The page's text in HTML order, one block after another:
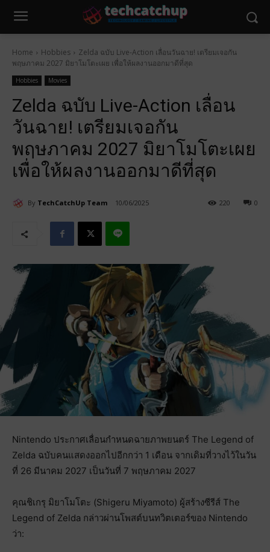
Home Hobbies
Zelda ฉบับ Live-Action เลื่อนวันฉาย! เตรียมเจอกัน
พฤษภาคม 2027 มิยาโมโตะเผย เพื่อให้ผลงานออกมาดีที่สุด
Hobbies Movies
Zelda ฉบับ Live-Action เลื่อน
วันฉาย! เตรียมเจอกัน
พฤษภาคม 2027 มิยาโมโตะเผย
เพื่อให้ผลงานออกมาดีที่สุด
By TechCatchUp Team 10/06/2025 0
220
Nintendo ประกาศเลื่อนกำหนดฉายภาพยนตร์ The Legend of
Zelda ฉบับคนแสดงออกไปอีกกว่า 1 เดือน จากเดิมที่วางไว้ในวัน
ที่ 26 มีนาคม 2027 เป็นวันที่ 7 พฤษภาคม 2027
คุณชิเกรุ มิยาโมโตะ (Shigeru Miyamoto) ผู้สร้างซีรีส์ The
Legend of Zelda กล่าวผ่านโพสต์บนทวิตเตอร์ของ Nintendo
ว่า: